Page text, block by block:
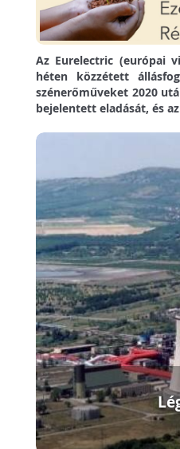
Az Eurelectric (európai
héten közzétett
szénerőműveket 2020
bejelentett eladását, és